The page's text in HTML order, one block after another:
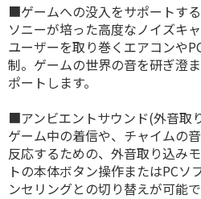
■ゲームへの没入をサポートす
ソニーが培った高度なノイズキ
ユーザーを取り巻くエアコンや
制。ゲームの世界の音を研ぎ澄
ポートします。
■アンビエントサウンド(外音取
ゲーム中の着信や、チャイムの
反応するための、外音取り込み
トの本体ボタン操作またはPCソ
ンセリングとの切り替えが可能で